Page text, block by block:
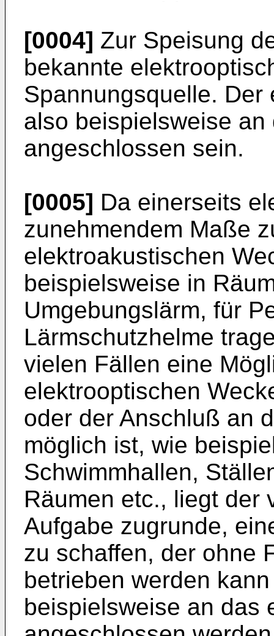
[0004] Zur Speisung
bekannte
Spannungsquelle.
also beispielsweise
angeschlossen sein.
[0005] Da einerseits
zunehmendem Maße
elektroakustischen
beispielsweise in
Umgebungslärm, für
Lärmschutzhelme
vielen Fällen eine
elektrooptischen
oder der Anschluß an
möglich ist, wie
Schwimmhallen,
Räumen etc., liegt der
Aufgabe zugrunde,
zu schaffen, der ohne
betrieben werden
beispielsweise an das